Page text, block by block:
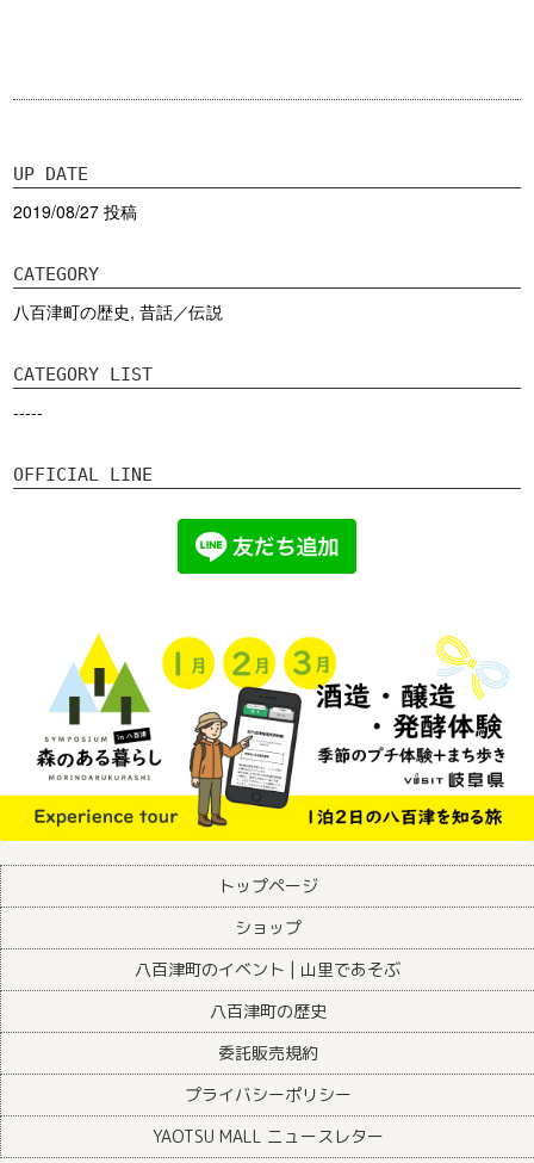
UP DATE
2019/08/27 投稿
CATEGORY
八百津町の歴史,昔話／伝説
CATEGORY LIST
-----
OFFICIAL LINE
トップページ
ショップ
八百津町のイベント | 山里であそぶ
八百津町の歴史
委託販売規約
プライバシーポリシー
YAOTSU MALL ニュースレター